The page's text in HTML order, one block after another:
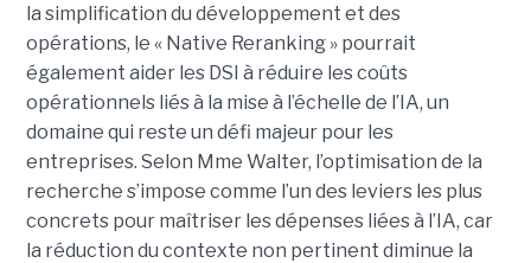
la simplification du développement et des
opérations, le « Native Reranking » pourrait
également aider les DSI à réduire les coûts
opérationnels liés à la mise à l’échelle de l’IA, un
domaine qui reste un défi majeur pour les
entreprises. Selon Mme Walter, l’optimisation de la
recherche s’impose comme l’un des leviers les plus
concrets pour maîtriser les dépenses liées à l’IA, car
la réduction du contexte non pertinent diminue la